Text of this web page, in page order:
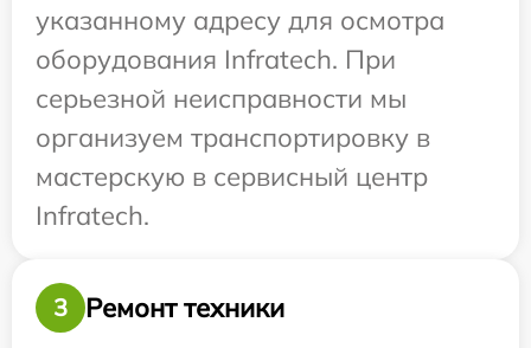
указанному адресу для осмотра
оборудования Infratech. При
серьезной неисправности мы
организуем транспортировку в
мастерскую в сервисный центр
Infratech.
3
Ремонт техники